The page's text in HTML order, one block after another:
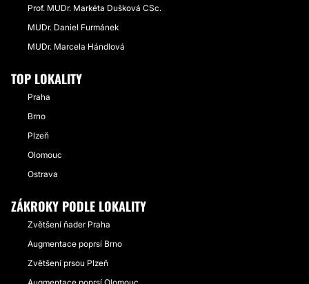
Prof. MUDr. Markéta Dušková CSc.
MUDr. Daniel Furmánek
MUDr. Marcela Hándlová
TOP LOKALITY
Praha
Brno
Plzeň
Olomouc
Ostrava
ZÁKROKY PODLE LOKALITY
Zvětšení ňader Praha
Augmentace poprsí Brno
Zvětšení prsou Plzeň